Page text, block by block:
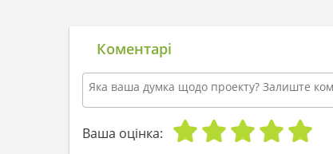
Коментарі
Ваша оцінка: